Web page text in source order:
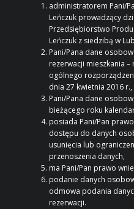
administratorem Pani/
Leńczuk prowadzący
Przedsiębiorstwo
Leńczuk z siedzibą w
Pani/Pana dane
rezerwacji mieszkania
ogólnego
dnia 27 kwietnia 2016 r.,
Pani/Pana dane
bieżącego roku
posiada Pani/Pan
dostępu do danych
usunięcia lub
przenoszenia danych,
ma Pani/Pan prawo
podanie danych
odmowa podania
rezerwacji.